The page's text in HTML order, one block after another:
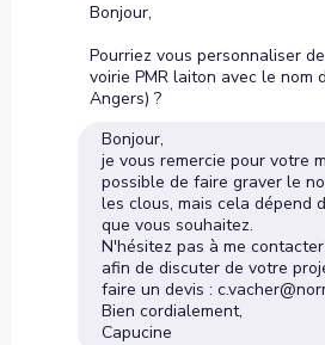
Bonjour,
Pourriez vous personnaliser
voirie PMR laiton avec le nom
Angers) ?
Bonjour,
je vous remercie pour votre
possible de faire graver le
les clous, mais cela dépend
que vous souhaitez.
N'hésitez pas à me
afin de discuter de votre
faire un devis :
Bien cordialement,
Capucine